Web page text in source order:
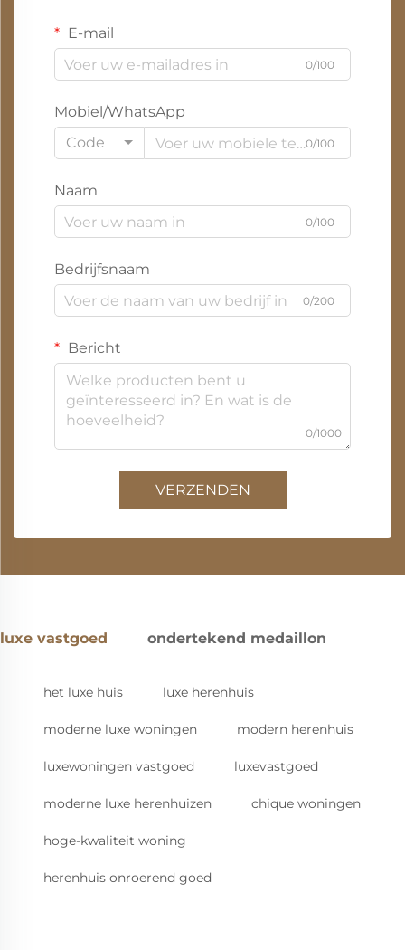
E-mail
0/100
Mobiel/WhatsApp
Code
0/100
Naam
0/100
Bedrijfsnaam
0/200
Bericht
0/1000
VERZENDEN
luxe vastgoed ondertekend medaillon
het luxe huis luxe herenhuis
moderne luxe woningen modern herenhuis
luxewoningen vastgoed luxevastgoed
moderne luxe herenhuizen chique woningen
hoge-kwaliteit woning
herenhuis onroerend goed